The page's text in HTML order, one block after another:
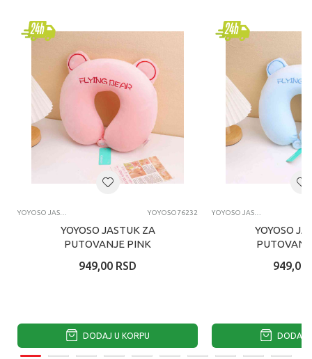
YOYOSO76232
YOYOSO JASTUK ZA
PUTOVANJE PINK
949,00 RSD
DODAJ U KORPU
YOYOSO
949,00
DODAJ